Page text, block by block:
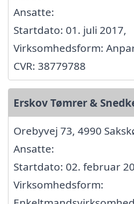
Ansatte:
Startdato: 01. juli 2017,
Virksomhedsform:
CVR: 38779788
Erskov Tømrer &
Orebyvej 73, 4990
Ansatte:
Startdato: 02. februar
Virksomhedsform: